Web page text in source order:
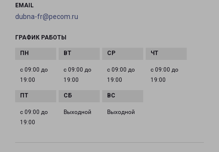
EMAIL
dubna-fr@pecom.ru
ГРАФИК РАБОТЫ
с 09:00 до
19:00
с 09:00 до
19:00
с 09:00 до
19:00
с 09:00 до
19:00
с 09:00 до
19:00
Выходной Выходной